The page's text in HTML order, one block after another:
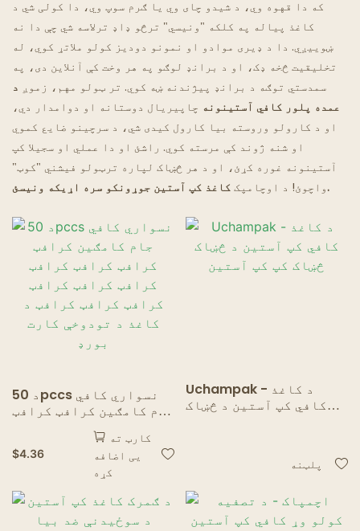
د غوسټ رستورانتونه
که دا قهوه وي، د شیدو چای وي یا ګرم سوپ وي، دا کولی شي د
کاغذ پیاله په کلکه "ونیسي" ترڅو ډاډ ترلاسه شي چې دا نه
ښوییږي. دا د ډیری موادو او نمونو دودیز کولو ملاتړ کوي، له
تخلیقیت څخه ډک، او د برانډ لوګو په هر وخت کې آنلاین دی، په
سمدستي توګه د برانډ پیژندنه ښه کوي. تر ټولو مهم، زموږ د
عمده پلور کافي آستینونه چاپیریال دوستانه او دوامدار دي،
او د کارولو وروسته بیا کارول کیدی شي، د سرچینو ضایع کموي
او شنه ژوند کې مرسته کوي. راشئ او دا عملي او سجیلا کپ
آستینونه غوره کړئ، او د هر څښاک لپاره ترټولو فیشني "کوټ"
واچوئ! د اوچامپککاغذ کپ آستین جوړونکو سره اړیکه ونیسئ.
د 50pccs نسواري کافي
جام کامګین کرافټ کرافټ
کرافټ کرافټ کرافټ
کرافټ کرافټ کرافټ
کرافټ کرافټ د کاغذ د
تودوخې کارت بورډ
$4.36
کارټ ته
یی اضافه
کړه
Uchampak - د کاغذ
کافي کپ آستین د څښاک
پلټنه